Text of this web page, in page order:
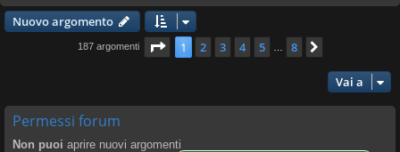
Nuovo argomento
187 argomenti Pagina di
1 2 3 4 5 8
Vai a
Permessi forum
Non puoi aprire nuovi argomenti